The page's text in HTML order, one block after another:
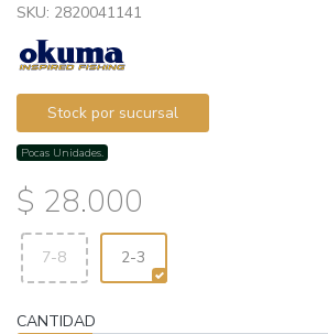
SKU: 2820041141
Stock por sucursal
Pocas Unidades.
$ 28.000
7-8 2-3
CANTIDAD